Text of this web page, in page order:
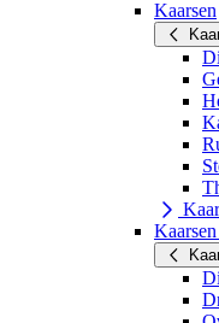
Kaarsen